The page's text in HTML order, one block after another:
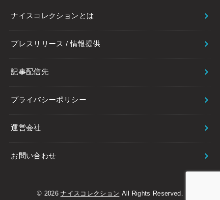
ナイスコレクションとは
プレスリリース / 情報提供
記事配信先
プライバシーポリシー
運営会社
お問い合わせ
© 2026ナイスコレクション All Rights Reserved.